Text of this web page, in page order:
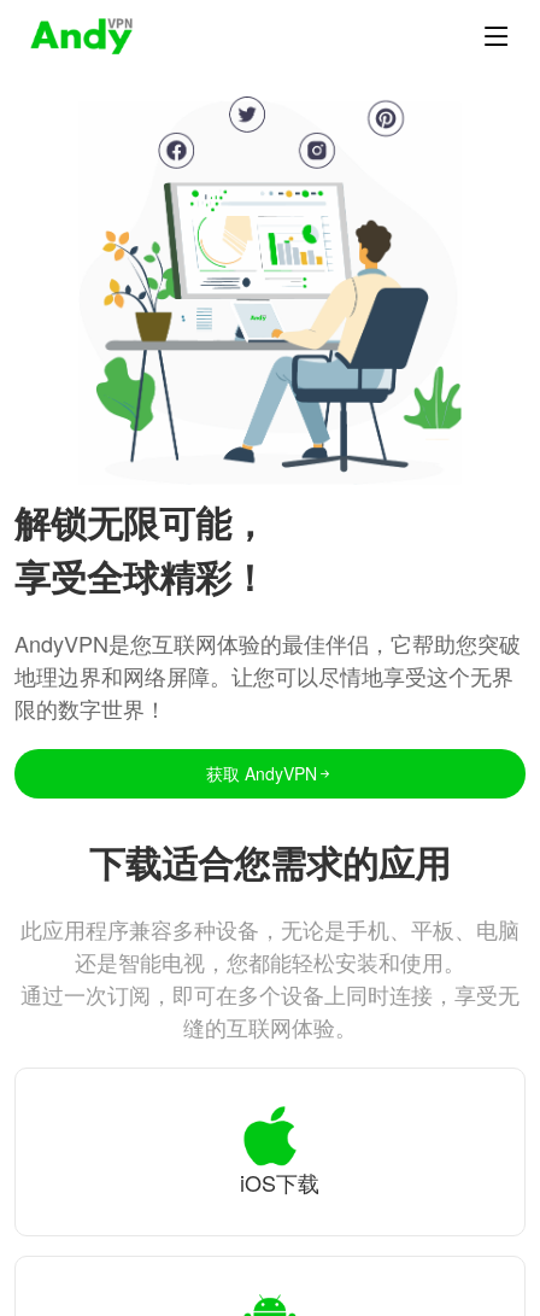
解锁无限可能，
享受全球精彩！
AndyVPN是您互联网体验的最佳伴侣，它帮助您突破
地理边界和网络屏障。让您可以尽情地享受这个无界
限的数字世界！
获取 AndyVPN
下载适合您需求的应用
此应用程序兼容多种设备，无论是手机、平板、电脑
还是智能电视，您都能轻松安装和使用。
通过一次订阅，即可在多个设备上同时连接，享受无
缝的互联网体验。
iOS下载